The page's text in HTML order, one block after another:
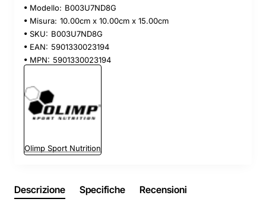
Modello: B003U7ND8G
Misura: 10.00cm x 10.00cm x 15.00cm
SKU: B003U7ND8G
EAN: 5901330023194
MPN: 5901330023194
Olimp Sport Nutrition
Descrizione Specifiche Recensioni